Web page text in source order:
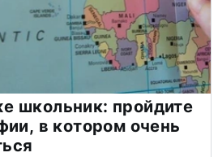
школьник: пройдите
в котором очень